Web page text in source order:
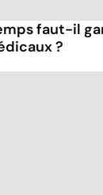
faut-il
?